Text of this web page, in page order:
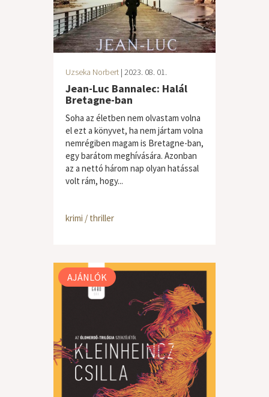
Uzseka Norbert | 2023. 08. 01.
Jean-Luc Bannalec: Halál
Bretagne-ban
Soha az életben nem olvastam volna
el ezt a könyvet, ha nem jártam volna
nemrégiben magam is Bretagne-ban,
egy barátom meghívására. Azonban
az a nettó három nap olyan hatással
volt rám, hogy...
krimi / thriller
AJÁNLÓK